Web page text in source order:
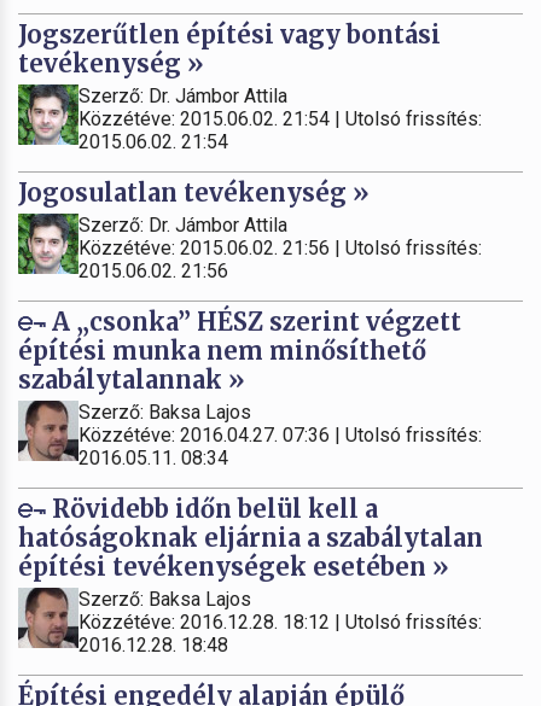
Jogszerűtlen építési vagy bontási
tevékenység »
Szerző: Dr. Jámbor Attila
Közzétéve: 2015.06.02. 21:54 | Utolsó frissítés:
2015.06.02. 21:54
Jogosulatlan tevékenység »
Szerző: Dr. Jámbor Attila
Közzétéve: 2015.06.02. 21:56 | Utolsó frissítés:
2015.06.02. 21:56
A „csonka” HÉSZ szerint végzett
építési munka nem minősíthető
szabálytalannak »
Szerző: Baksa Lajos
Közzétéve: 2016.04.27. 07:36 | Utolsó frissítés:
2016.05.11. 08:34
Rövidebb időn belül kell a
hatóságoknak eljárnia a szabálytalan
építési tevékenységek esetében »
Szerző: Baksa Lajos
Közzétéve: 2016.12.28. 18:12 | Utolsó frissítés:
2016.12.28. 18:48
Építési engedély alapján épülő